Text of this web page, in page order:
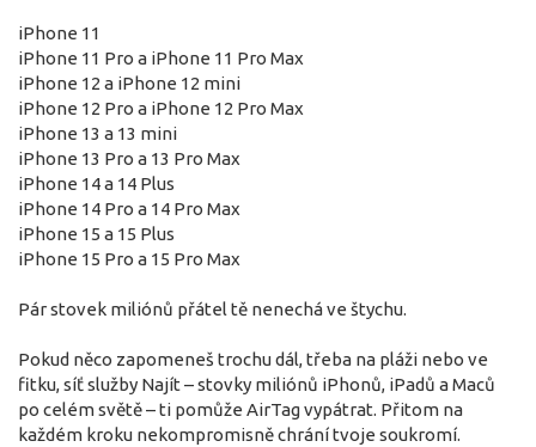
iPhone 11
iPhone 11 Pro a iPhone 11 Pro Max
iPhone 12 a iPhone 12 mini
iPhone 12 Pro a iPhone 12 Pro Max
iPhone 13 a 13 mini
iPhone 13 Pro a 13 Pro Max
iPhone 14 a 14 Plus
iPhone 14 Pro a 14 Pro Max
iPhone 15 a 15 Plus
iPhone 15 Pro a 15 Pro Max
Pár stovek miliónů přátel tě nenechá ve štychu.
Pokud něco zapomeneš trochu dál, třeba na pláži nebo ve
fitku, síť služby Najít – stovky miliónů iPhonů, iPadů a Maců
po celém světě – ti pomůže AirTag vypátrat. Přitom na
každém kroku nekompromisně chrání tvoje soukromí.